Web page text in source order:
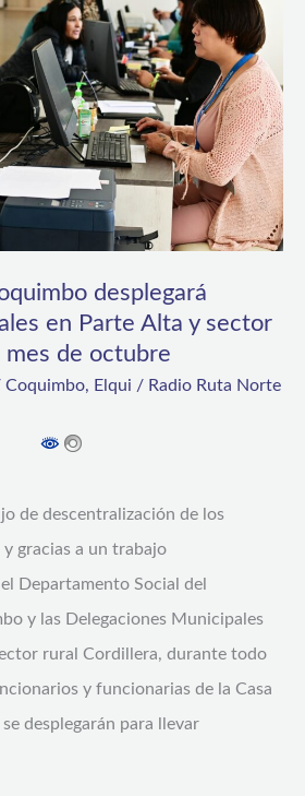
desplegará
en Parte Alta y sector
de octubre
Coquimbo, Elqui / Radio Ruta Norte
de descentralización de los
gracias a un trabajo
Departamento Social del
y las Delegaciones Municipales
rural Cordillera, durante todo
y funcionarias de la Casa
desplegarán para llevar